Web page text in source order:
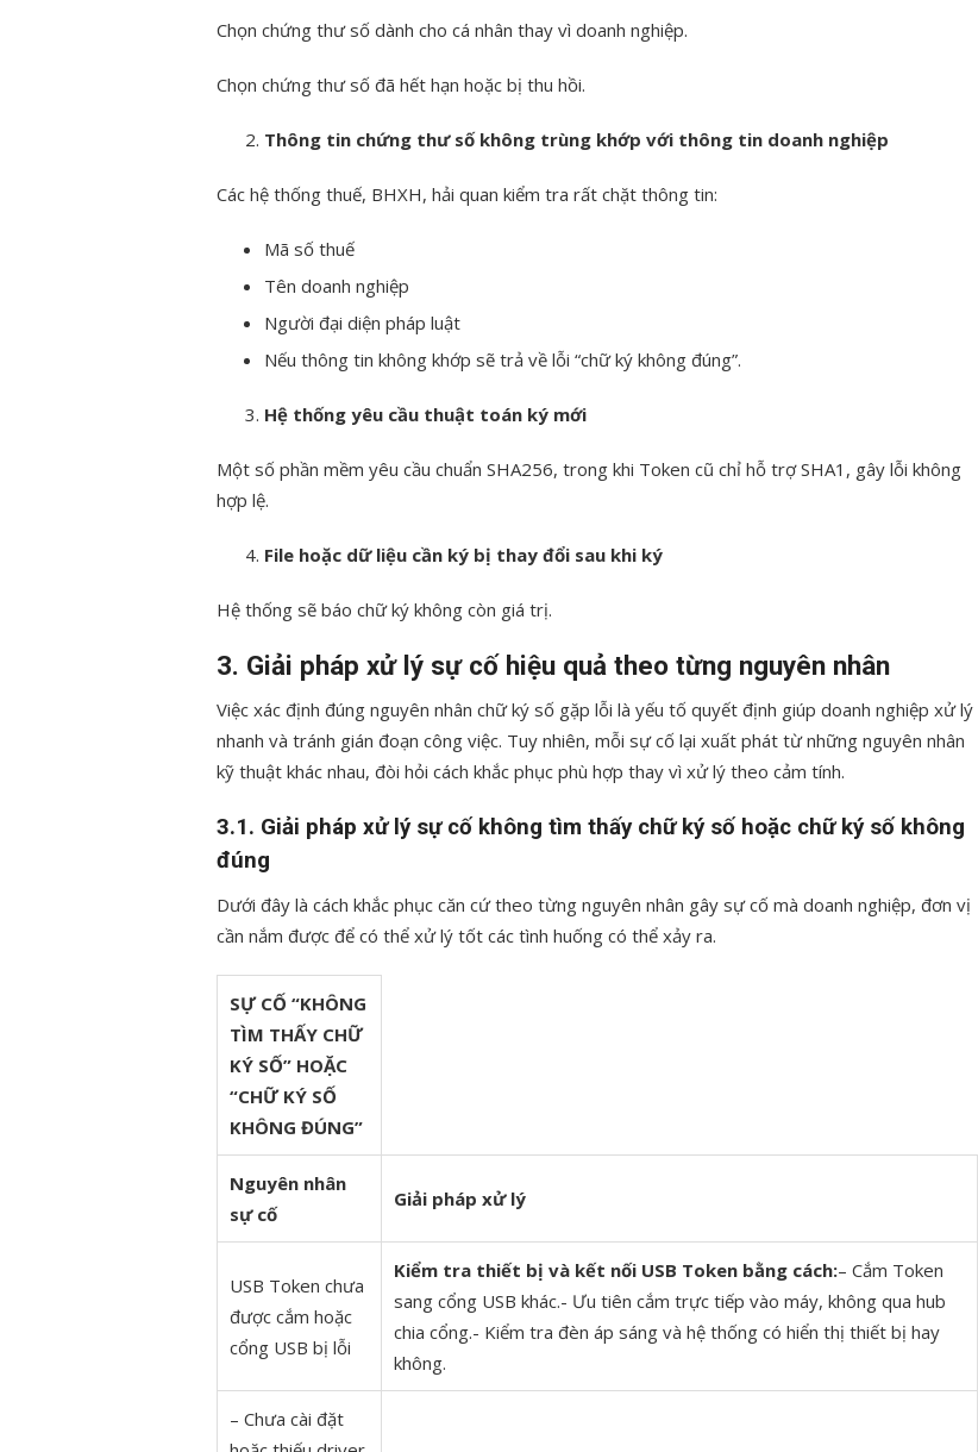
Chọn chứng thư số dành cho cá nhân thay vì doanh nghiệp.
Chọn chứng thư số đã hết hạn hoặc bị thu hồi.
Thông tin chứng thư số không trùng khớp với thông tin doanh nghiệp
Các hệ thống thuế, BHXH, hải quan kiểm tra rất chặt thông tin:
Mã số thuế
Tên doanh nghiệp
Người đại diện pháp luật
Nếu thông tin không khớp sẽ trả về lỗi “chữ ký không đúng”.
Hệ thống yêu cầu thuật toán ký mới
Một số phần mềm yêu cầu chuẩn SHA256, trong khi Token cũ chỉ hỗ trợ SHA1, gây lỗi không
hợp lệ.
File hoặc dữ liệu cần ký bị thay đổi sau khi ký
Hệ thống sẽ báo chữ ký không còn giá trị.
3. Giải pháp xử lý sự cố hiệu quả theo từng nguyên nhân
Việc xác định đúng nguyên nhân chữ ký số gặp lỗi là yếu tố quyết định giúp doanh nghiệp xử lý
nhanh và tránh gián đoạn công việc. Tuy nhiên, mỗi sự cố lại xuất phát từ những nguyên nhân
kỹ thuật khác nhau, đòi hỏi cách khắc phục phù hợp thay vì xử lý theo cảm tính.
3.1. Giải pháp xử lý sự cố không tìm thấy chữ ký số hoặc chữ ký số không
đúng
Dưới đây là cách khắc phục căn cứ theo từng nguyên nhân gây sự cố mà doanh nghiệp, đơn vị
cần nắm được để có thể xử lý tốt các tình huống có thể xảy ra.
SỰ CỐ “KHÔNG
TÌM THẤY CHỮ
KÝ SỐ” HOẶC
“CHỮ KÝ SỐ
KHÔNG ĐÚNG”
Nguyên nhân
sự cố
Giải pháp xử lý
USB Token chưa
được cắm hoặc
cổng USB bị lỗi
Kiểm tra thiết bị và kết nối USB Token bằng cách:– Cắm Token
sang cổng USB khác.- Ưu tiên cắm trực tiếp vào máy, không qua hub
chia cổng.- Kiểm tra đèn áp sáng và hệ thống có hiển thị thiết bị hay
không.
– Chưa cài đặt